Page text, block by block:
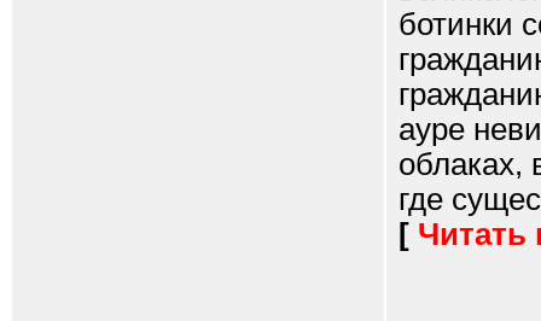
ботинки
ауре
облаках,
где
[ Читать